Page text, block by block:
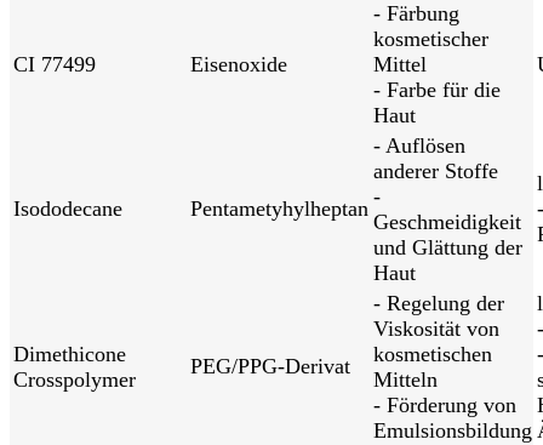
CI 77499 Eisenoxide
- Färbung
kosmetischer
Mittel
- Farbe für die
Haut
Isododecane Pentametyhylheptan
- Auflösen
anderer Stoffe
-
Geschmeidigkeit
und Glättung der
Haut
Dimethicone
Crosspolymer
PEG/PPG-Derivat
- Regelung der
Viskosität von
kosmetischen
Mitteln
- Förderung von
Emulsionsbildung